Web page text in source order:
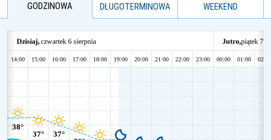
GODZINOWA
DŁUGOTERMINOWA
WEEKEND